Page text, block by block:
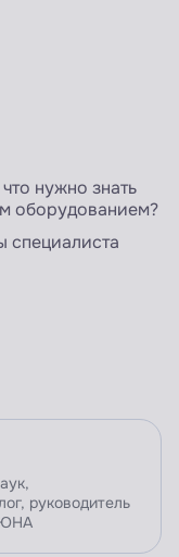
нужно знать
оборудованием?
специалиста
руководитель